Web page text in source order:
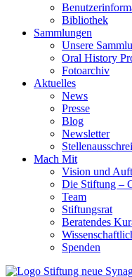
Bibliothek
Sammlungen
Unsere
Oral History
Fotoarchiv
Aktuelles
News
Presse
Blog
Newsletter
Mach Mit
Vision und
Die Stiftung –
Team
Stiftungsrat
Beratendes
Spenden